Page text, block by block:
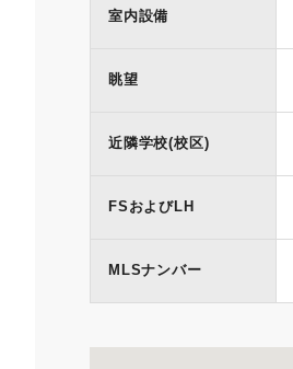
室内設備
眺望
近隣学校(校区)
FSおよびLH
MLSナンバー